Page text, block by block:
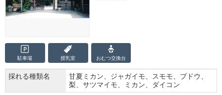
駐車場 授乳室 おむつ交換台
採れる種類名
甘夏ミカン、ジャガイモ、スモモ、ブドウ、
梨、サツマイモ、ミカン、ダイコン